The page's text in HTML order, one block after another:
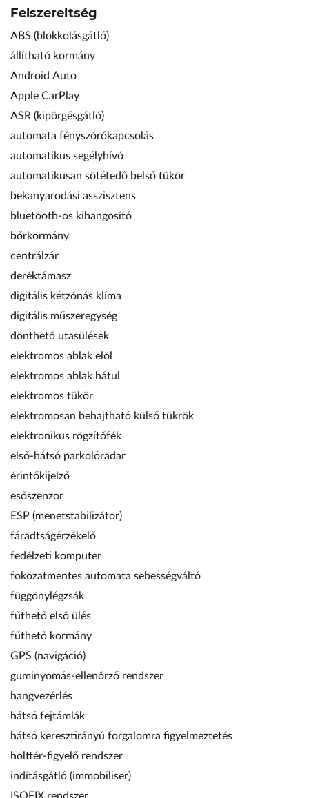
Felszereltség
ABS (blokkolásgátló)
állítható kormány
Android Auto
Apple CarPlay
ASR (kipörgésgátló)
automata fényszórókapcsolás
automatikus segélyhívó
automatikusan sötétedő belső tükör
bekanyarodási asszisztens
bluetooth-os kihangosító
bőrkormány
centrálzár
deréktámasz
digitális kétzónás klíma
digitális műszeregység
dönthető utasülések
elektromos ablak elöl
elektromos ablak hátul
elektromos tükör
elektromosan behajtható külső tükrök
elektronikus rögzítőfék
első-hátsó parkolóradar
érintőkijelző
esőszenzor
ESP (menetstabilizátor)
fáradtságérzékelő
fedélzeti komputer
fokozatmentes automata sebességváltó
függönylégzsák
fűthető első ülés
fűthető kormány
GPS (navigáció)
guminyomás-ellenőrző rendszer
hangvezérlés
hátsó fejtámlák
hátsó keresztirányú forgalomra figyelmeztetés
holttér-figyelő rendszer
indításgátló (immobiliser)